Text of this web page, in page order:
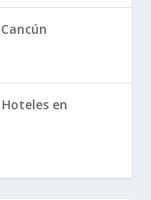
Hoteles en